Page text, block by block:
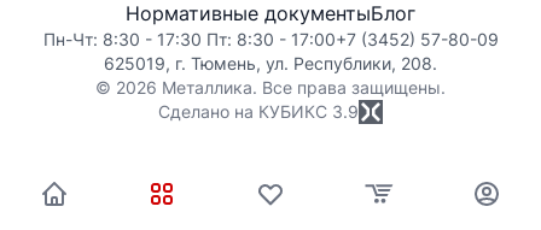
Нормативные документыБлог
Пн-Чт: 8:30 - 17:30 Пт: 8:30 - 17:00+7 (3452) 57-80-09
625019, г. Тюмень, ул. Республики, 208.
© 2026 Металлика. Все права защищены.
Сделано на КУБИКС 3.9